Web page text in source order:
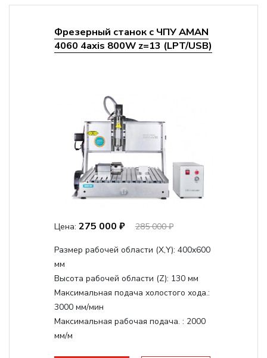
Фрезерный станок с ЧПУ AMAN
4060 4axis 800W z=13 (LPT/USB)
Цена: 275 000 ₽ 285 000 ₽
Размер рабочей области (Х,Y): 400x600
мм
Высота рабочей области (Z): 130 мм
Максимальная подача холостого хода.:
3000 мм/мин
Максимальная рабочая подача. : 2000
мм/м